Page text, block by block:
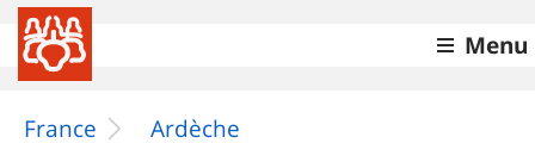
Menu
France Ardèche